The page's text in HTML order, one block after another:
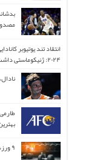
انتقاد تند یوتیوبر
۲۰۲۴: ژنیکوماستی داشت و لایق قهرمانی نبود
۹ ورزش با دمبل در خانه برای بانوان